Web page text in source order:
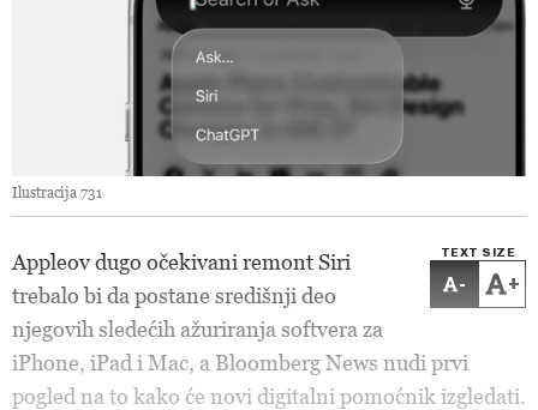
Ilustracija 731
TEXT SIZE
- +
Appleov dugo očekivani remont Siri
trebalo bi da postane središnji deo
njegovih sledećih ažuriranja softvera za
iPhone, iPad i Mac, a Bloomberg News nudi prvi
pogled na to kako će novi digitalni pomoćnik izgledati.